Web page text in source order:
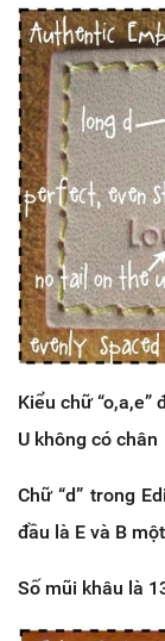
Kiểu chữ
U không có chân
Chữ “d” trong
đầu là E và B
Số mũi khâu là